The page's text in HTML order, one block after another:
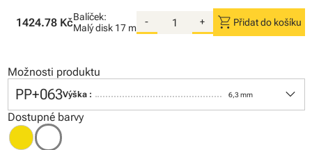
1424.78 KčBalíček:
Malý disk 17 m
- + shopping_cart Přidat do košíku
Možnosti produktu
PP+063Výška : 6,3 mm keyboard_arrow_down
Dostupné barvy